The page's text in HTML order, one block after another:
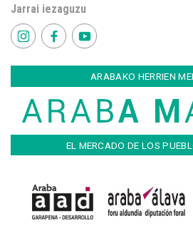
Jarrai iezaguzu
ARABAKO HERRIEN
EL MERCADO DE LOS